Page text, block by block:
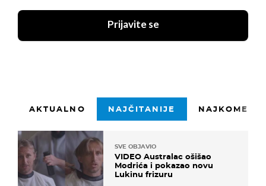
Prijavite se
AKTUALNO NAJČITANIJE
SVE OBJAVIO
VIDEO Australac ošišao
Modrića i pokazao novu
Lukinu frizuru